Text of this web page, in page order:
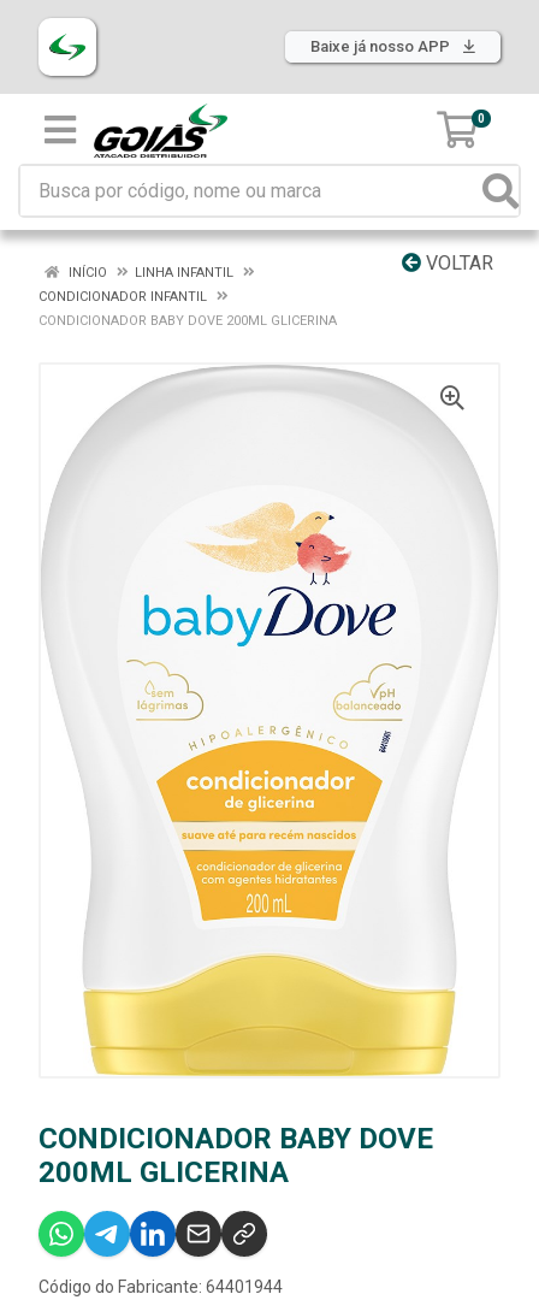
Baixe já nosso APP
0
VOLTAR
INÍCIO
LINHA INFANTIL
CONDICIONADOR INFANTIL
CONDICIONADOR BABY DOVE 200ML GLICERINA
CONDICIONADOR BABY DOVE
200ML GLICERINA
Código do Fabricante: 64401944